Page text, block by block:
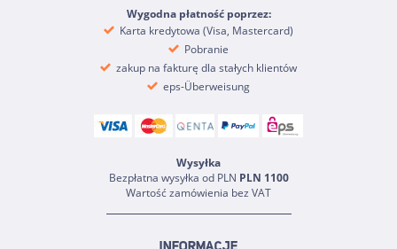
Wygodna płatność poprzez:
Karta kredytowa (Visa, Mastercard)
Pobranie
zakup na fakturę dla stałych klientów
eps-Überweisung
Wysyłka
Bezpłatna wysyłka od PLN PLN 1100
Wartość zamówienia bez VAT